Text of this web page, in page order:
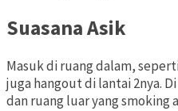
Suasana Asik
Masuk di ruang dalam,
juga hangout di lantai 2nya.
dan ruang luar yang smoking